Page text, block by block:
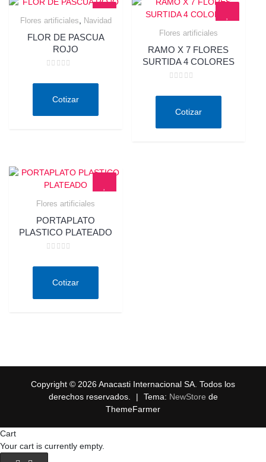
Flores artificiales, Navidad
FLOR DE PASCUA
ROJO
deCotizar
Flores artificiales
RAMO X 7 FLORES
SURTIDA 4 COLORES
deCotizar
Flores artificiales
PORTAPLATO
PLASTICO PLATEADO
deCotizar
Copyright © 2026 Anacasti Internacional SA. Todos los
derechos reservados.
| Tema: NewStore de
ThemeFarmer
Cart
Your cart is currently empty.